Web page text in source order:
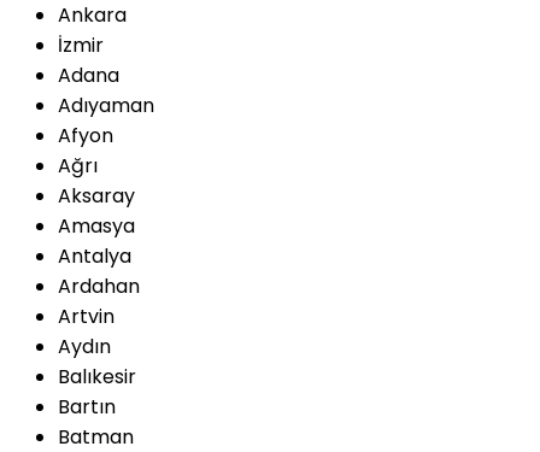
Ankara
İzmir
Adana
Adıyaman
Afyon
Ağrı
Aksaray
Amasya
Antalya
Ardahan
Artvin
Aydın
Balıkesir
Bartın
Batman